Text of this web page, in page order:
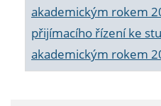
akademickým rokem
přijímacího řízení ke
akademickým rokem